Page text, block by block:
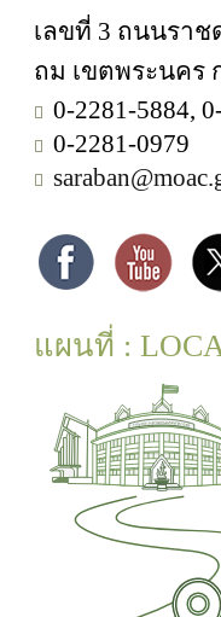
เลขที่ 3 ถนนรา
ถม เขตพระนคร
0-2281-5884,
0-2281-0979
แผนที่ :